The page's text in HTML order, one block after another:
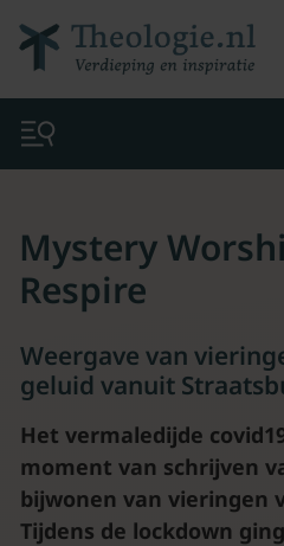
Mystery
Respire
Weergave van
geluid vanuit
Het vermaledijde
moment van schrijven
bijwonen van vieringen
Tijdens de lockdown